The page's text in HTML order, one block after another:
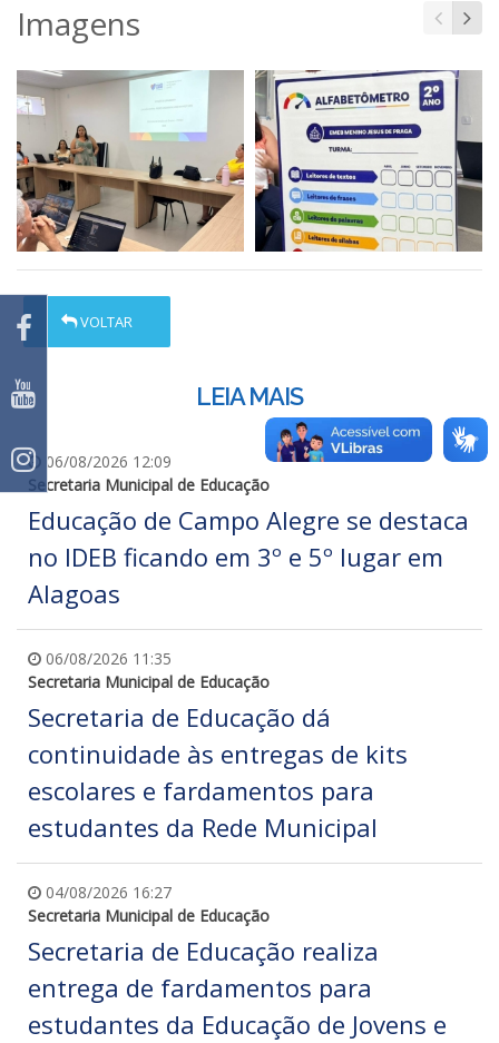
Imagens
VOLTAR
LEIA MAIS
06/08/2026 12:09
Secretaria Municipal de Educação
Educação de Campo Alegre se destaca
no IDEB ficando em 3º e 5º lugar em
Alagoas
06/08/2026 11:35
Secretaria Municipal de Educação
Secretaria de Educação dá
continuidade às entregas de kits
escolares e fardamentos para
estudantes da Rede Municipal
04/08/2026 16:27
Secretaria Municipal de Educação
Secretaria de Educação realiza
entrega de fardamentos para
estudantes da Educação de Jovens e